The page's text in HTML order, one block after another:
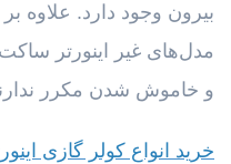
بیرون وجود دارد. علاوه
مدل‌های غیر اینورتر
و خاموش شدن مکرر
خرید انواع کولر گازی